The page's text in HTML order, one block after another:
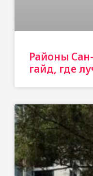
Районы
гайд, где